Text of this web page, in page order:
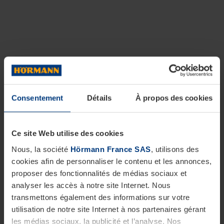
Consentement Détails À propos des cookies
Ce site Web utilise des cookies
Nous, la société Hörmann France SAS, utilisons des
cookies afin de personnaliser le contenu et les annonces,
proposer des fonctionnalités de médias sociaux et
analyser les accès à notre site Internet. Nous
transmettons également des informations sur votre
utilisation de notre site Internet à nos partenaires gérant
les médias sociaux, la publicité et l’analyse. Nos